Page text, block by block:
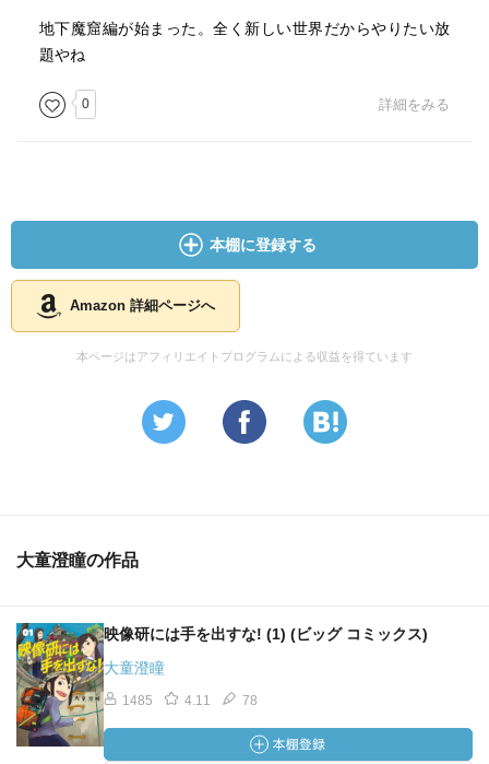
地下魔窟編が始まった。全く新しい世界だからやりたい放
題やね
0 詳細をみる
本棚に登録する
Amazon 詳細ページへ
本ページはアフィリエイトプログラムによる収益を得ています
大童澄瞳の作品
映像研には手を出すな! (1) (ビッグ コミックス)
大童澄瞳
1485 4.11 78